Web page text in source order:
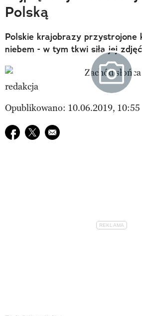
Polską
Polskie krajobrazy przystrojone
niebem - w tym tkwi siła jej
redakcja
Opublikowano: 10.06.2019, 10:55
Udostępnij na facebook
Udostępnij na twitter
E-mail do przyjaciela